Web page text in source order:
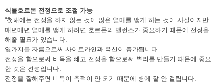
식물호르몬 전정으로 조절 가능
“첫해에는 전정을 하지 않는 것이 많은 열매를 맺게 하는 것이 사실이지만
매년매년 열매를 맺게 하려면 호르몬의 밸런스가 중요하기 때문에 전정을
해줄 필요가 있습니다.
옆가지를 자름으로써 사이토카인과 옥신이 증가됩니다.
전정을 함으로써 비독을 빼고 전정을 함으로써 뿌리를 만들기 때문에 중요
한 것은 전정입니다.
전정을 잘해주면 비독이 축적이 안 되기 때문에 병에 잘 안 걸립니다.